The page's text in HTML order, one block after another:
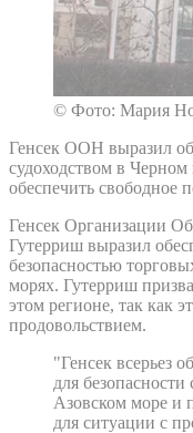
© Фото: Мария
Генсек ООН выразил
судоходством в
обеспечить свободное
Генсек Организации
Гутерриш выразил
безопасностью
морях. Гутерриш
этом регионе, так как
продовольствием.
"Генсек всерьез
для
Азовском море и
для ситуации с